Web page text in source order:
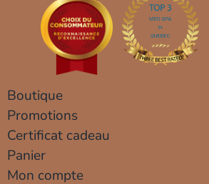
Boutique
Promotions
Certificat cadeau
Panier
Mon compte